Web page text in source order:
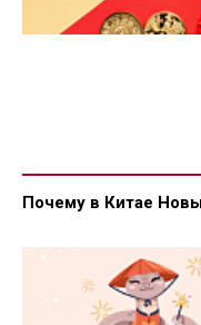
Почему в Китае